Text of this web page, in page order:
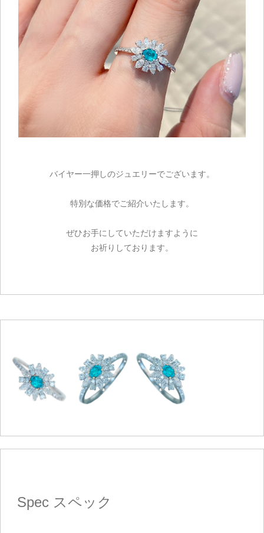
バイヤー一押しのジュエリーでございます。
特別な価格でご紹介いたします。
ぜひお手にしていただけますように
お祈りしております。
Spec スペック
お買い物を続ける